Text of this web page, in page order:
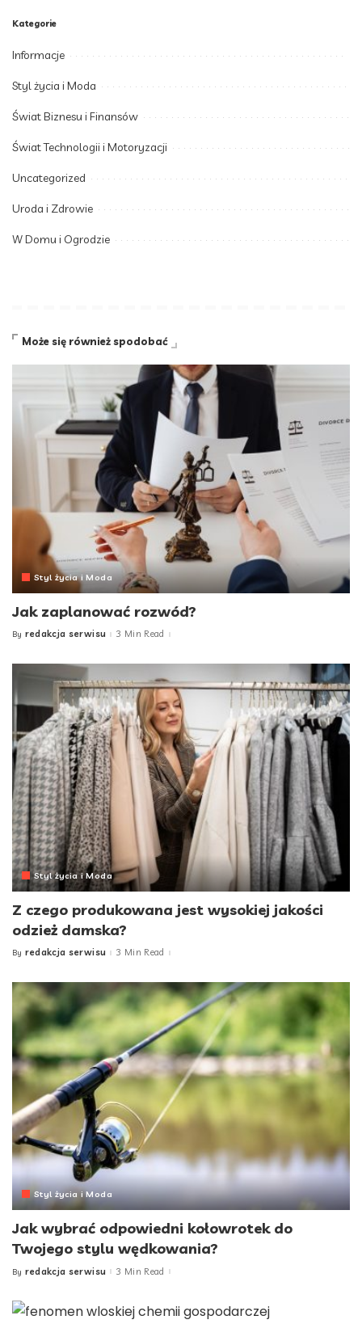
Kategorie
Informacje
Styl życia i Moda
Świat Biznesu i Finansów
Świat Technologii i Motoryzacji
Uncategorized
Uroda i Zdrowie
W Domu i Ogrodzie
Może się również spodobać
Styl życia i Moda
Jak zaplanować rozwód?
Posted
By redakcja serwisu 3 Min Read
Styl życia i Moda
Z czego produkowana jest wysokiej jakości
odzież damska?
Posted
By redakcja serwisu 3 Min Read
Styl życia i Moda
Jak wybrać odpowiedni kołowrotek do
Twojego stylu wędkowania?
Posted
By redakcja serwisu 3 Min Read